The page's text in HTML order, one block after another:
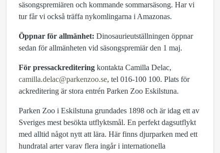
säsongspremiären och kommande sommarsäsong. Har vi
tur får vi också träffa nykomlingarna i Amazonas.
Öppnar för allmänhet: Dinosaurieutställningen öppnar
sedan för allmänheten vid säsongspremiär den 1 maj.
För pressackreditering kontakta Camilla Delac,
camilla.delac@parkenzoo.se, tel 016-100 100. Plats för
ackreditering är stora entrén Parken Zoo Eskilstuna.
Parken Zoo i Eskilstuna grundades 1898 och är idag ett av
Sveriges mest besökta utflyktsmål. En perfekt dagsutflykt
med alltid något nytt att lära. Här finns djurparken med ett
hundratal arter varav flera ingår i internationella